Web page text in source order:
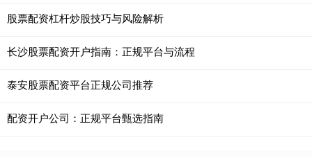
股票配资杠杆炒股技巧与风险解析
长沙股票配资开户指南：正规平台与流程
泰安股票配资平台正规公司推荐
配资开户公司：正规平台甄选指南